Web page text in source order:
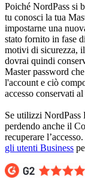
Poiché NordPass si
tu conosci la tua
impostarne una
stato fornito in fase
motivi di sicurezza,
dovrai quindi
Master password
l'account e ciò
accesso conservati
Se utilizzi NordPass
perdendo anche il
recuperare
gli utenti Business